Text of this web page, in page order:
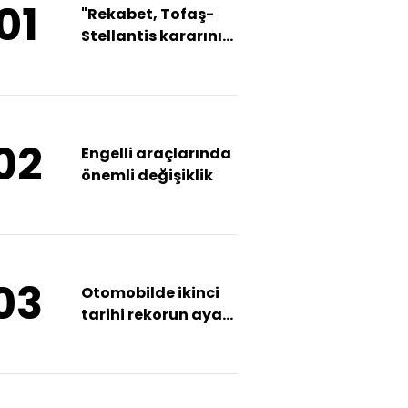
"Rekabet, Tofaş-
Stellantis kararını
Engelli araçlarında
önemli değişiklik
Otomobilde ikinci
tarihi rekorun ayak